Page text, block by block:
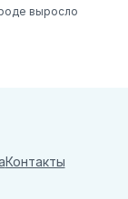
выросло
Контакты